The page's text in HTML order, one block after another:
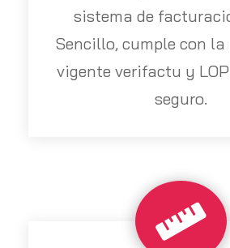
sistema de
Sencillo, cumple con
vigente verifactu y
seguro.
